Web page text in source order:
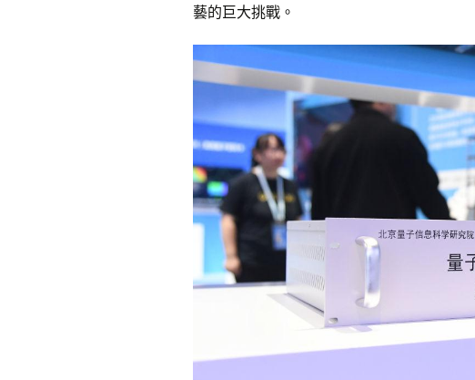
藝的巨大挑戰。